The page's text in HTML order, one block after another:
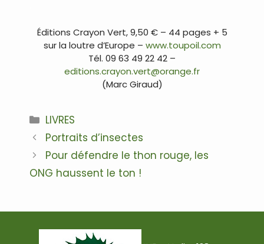
Éditions Crayon Vert, 9,50 € – 44 pages + 5
sur la loutre d’Europe – www.toupoil.com
Tél. 09 63 49 22 42 –
editions.crayon.vert@orange.fr
(Marc Giraud)
Catégories
LIVRES
Navigation
des
Portraits d’insectes
Pour défendre le thon rouge, les
ONG haussent le ton !